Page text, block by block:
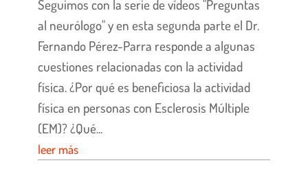
Seguimos con la serie de vídeos "Preguntas
al neurólogo" y en esta segunda parte el Dr.
Fernando Pérez-Parra responde a algunas
cuestiones relacionadas con la actividad
física. ¿Por qué es beneficiosa la actividad
física en personas con Esclerosis Múltiple
(EM)? ¿Qué...
leer más